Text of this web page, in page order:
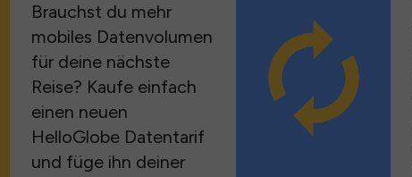
Brauchst du mehr
mobiles Datenvolumen
für deine nächste
Reise? Kaufe einfach
einen neuen
HelloGlobe Datentarif
und füge ihn deiner